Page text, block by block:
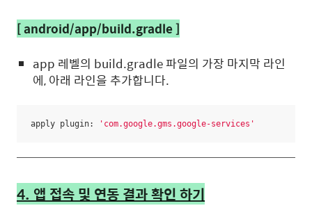
[ android/app/build.gradle ]
app 레벨의 build.gradle 파일의 가장 마지막 라인
에, 아래 라인을 추가합니다.
apply plugin: 'com.google.gms.google-services'
4. 앱 접속 및 연동 결과 확인 하기